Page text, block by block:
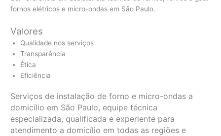
fornos elétricos e micro-ondas em São Paulo.
Valores
Qualidade nos serviços
Transparência
Ética
Eficiência
Serviços de instalação de forno e micro-ondas a
domicílio em São Paulo, equipe técnica
especializada, qualificada e experiente para
atendimento a domicílio em todas as regiões e